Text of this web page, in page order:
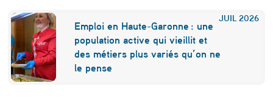
e
W
e
b
JUIL 2026
Emploi en Haute-Garonne : une
population active qui vieillit et
des métiers plus variés qu’on ne
le pense